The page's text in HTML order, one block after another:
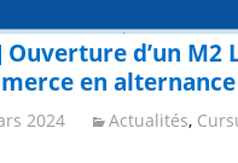
Ouverture d’un M2
en alternance
2024 Actualités,